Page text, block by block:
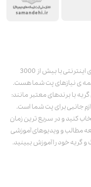
پت استور به عنوان یکی از قدیمی‌ترین پت شاپ های اینترنتی با بیش از 3000
ی نیازهای پت شما هست.
با برندهای معتبر مانند:
جانبی برای پت شما است.
کنید و در سریع ترین زمان
مطالب و ویدیوهای آموزشی
گربه خود را آموزش ببینید.